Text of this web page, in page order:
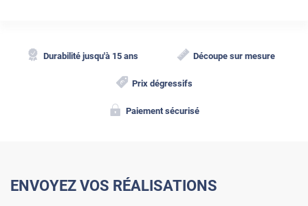
Durabilité jusqu'à 15 ans Découpe sur mesure
Prix dégressifs
Paiement sécurisé
ENVOYEZ VOS RÉALISATIONS